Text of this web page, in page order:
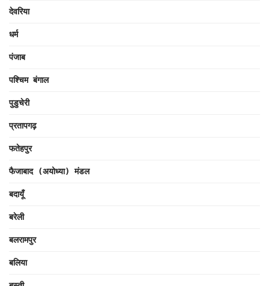
देवरिया
धर्म
पंजाब
पश्चिम बंगाल
पुडुचेरी
प्रतापगढ़
फतेहपुर
फैजाबाद (अयोध्या) मंडल
बदायूँ
बरेली
बलरामपुर
बलिया